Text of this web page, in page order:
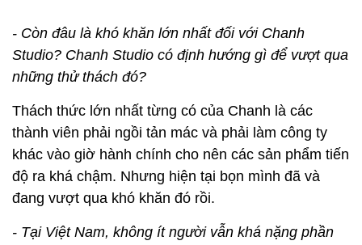
- Còn đâu là khó khăn lớn nhất đối với Chanh
Studio? Chanh Studio có định hướng gì để vượt qua
những thử thách đó?
Thách thức lớn nhất từng có của Chanh là các
thành viên phải ngồi tản mác và phải làm công ty
khác vào giờ hành chính cho nên các sản phẩm tiến
độ ra khá chậm. Nhưng hiện tại bọn mình đã và
đang vượt qua khó khăn đó rồi.
- Tại Việt Nam, không ít người vẫn khá nặng phần